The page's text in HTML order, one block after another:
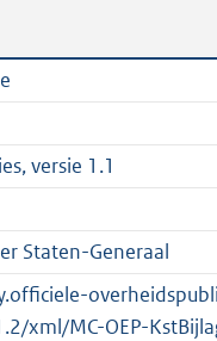
versie 1.1
Staten-Generaal
xml/MC-OEP-